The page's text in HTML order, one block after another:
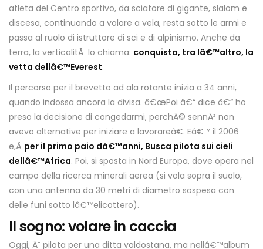
atleta del Centro sportivo, da sciatore di gigante, slalom e
discesa, continuando a volare a vela, resta sotto le armi e
passa al ruolo di istruttore di sci e di alpinismo. Anche da
terra, la verticalitÃ lo chiama: conquista, tra lâ€™altro, la
vetta dellâ€™Everest.
Il percorso per il brevetto ad ala rotante inizia a 34 anni,
quando indossa ancora la divisa. â€œPoi â€“ dice â€“ ho
preso la decisione di congedarmi, perchÃ© sennÃ² non
avevo alternative per iniziare a lavorareâ€. Eâ€™ il 2006
e,Â per il primo paio dâ€™anni, Busca pilota sui cieli
dellâ€™Africa. Poi, si sposta in Nord Europa, dove opera nel
campo della ricerca minerali aerea (si vola sopra il suolo,
con una antenna da 30 metri di diametro sospesa con
delle funi sotto lâ€™elicottero).
Il sogno: volare in caccia
Oggi, Ã¨ pilota per una ditta valdostana, ma nellâ€™album